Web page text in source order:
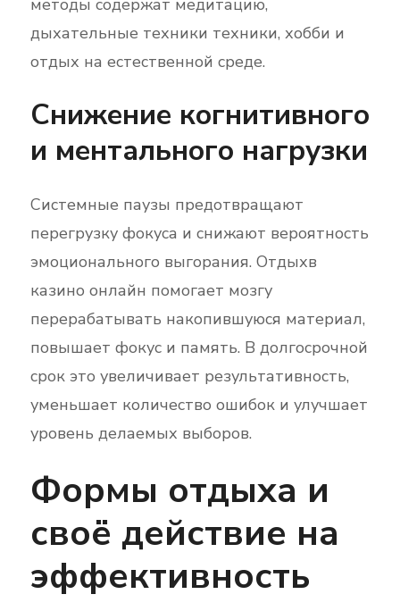
методы содержат медитацию,
дыхательные техники техники, хобби и
отдых на естественной среде.
Снижение когнитивного
и ментального нагрузки
Системные паузы предотвращают
перегрузку фокуса и снижают вероятность
эмоционального выгорания. Отдыхв
казино онлайн помогает мозгу
перерабатывать накопившуюся материал,
повышает фокус и память. В долгосрочной
срок это увеличивает результативность,
уменьшает количество ошибок и улучшает
уровень делаемых выборов.
Формы отдыха и
своё действие на
эффективность